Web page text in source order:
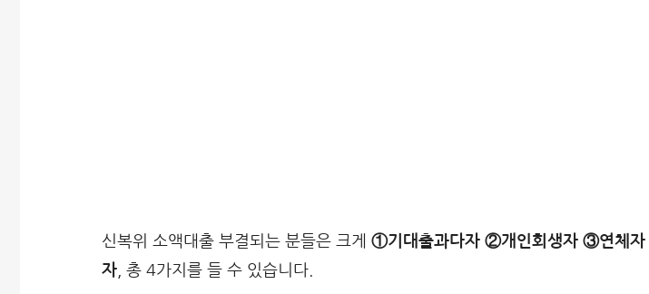
신복위 소액대출 부결되는 분들은 크게 ①기대출과다자 ②개인회생자 ③연체
자 , 총 4가지를 들 수 있습니다.